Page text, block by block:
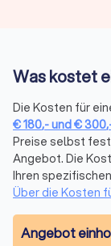
zusammen. So
Mandanten die
bewerten, ohne
müssen.
Erstberatung
Was kostet
Die Kosten für
€180,-und€300
Preise selbst
Angebot. Die
Ihren
Über die Kosten
Angebot